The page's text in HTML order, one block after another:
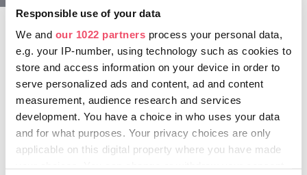
Responsible use of your data
We and our 1022 partners process your personal data,
e.g. your IP-number, using technology such as cookies to
store and access information on your device in order to
serve personalized ads and content, ad and content
measurement, audience research and services
development. You have a choice in who uses your data
and for what purposes. Your privacy choices are only
applicable on this digital property where you have made
Nel parco troverete inoltre moltissime proposte
principale dello zoo, è uno dei centri più importanti
della gastronomia ungherese; il Robinson
Restaurant Budapest, proprio di fronte, offre ottimi
pasti e una vista sul lago; al Liget Cafe vi attende
una meravigliosa esperienza; inoltre, è possibile
scegliere uno degli ottimi ristoranti specializzati in
cucina tipica ungherese, oppure, per cambiare un
po’, un hamburger speciale al Bistro Pántlika.